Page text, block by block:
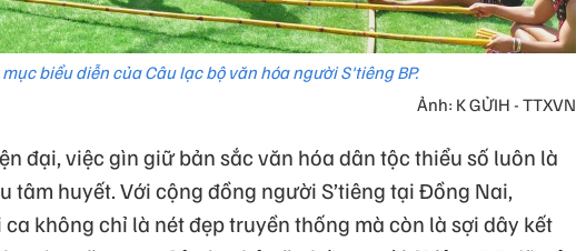
mục biểu diễn của Câu lạc bộ văn hóa người S'tiêng BP.
Ảnh: K GỬIH - TTXVN
đại, việc gìn giữ bản sắc văn hóa dân tộc thiểu số luôn là
tâm huyết. Với cộng đồng người S’tiêng tại Đồng Nai,
không chỉ là nét đẹp truyền thống mà còn là sợi dây kết